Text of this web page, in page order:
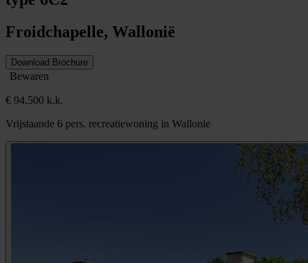
Froidchapelle, Wallonië
Download Brochure
Bewaren
€ 94.500 k.k.
Vrijstaande 6 pers. recreatiewoning in Wallonie